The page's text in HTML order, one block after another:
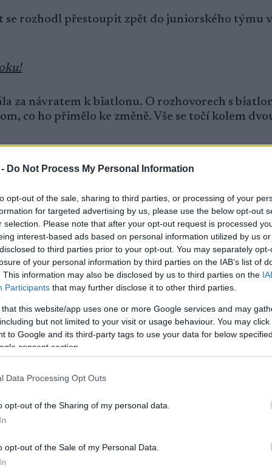
Do Not Process My Personal Information
opt-out of the sale, sharing to third parties, or processing of your
for targeted advertising by us, please use the below opt-out
selection. Please note that after your opt-out request is processed
interest-based ads based on personal information utilized by us
to third parties prior to your opt-out. You may separately
of your personal information by third parties on the IAB’s list of
This information may also be disclosed by us to third parties on the
Participants that may further disclose it to other third parties.
that this website/app uses one or more Google services and may
but not limited to your visit or usage behaviour. You may
to Google and its third-party tags to use your data for below
consent section.
Data Processing Opt Outs
opt-out of the Sharing of my personal data.
opt-out of the Sale of my Personal Data.
se rozhodl přestoupit zpět do juniorského týmu
za návratem k biatlonu. O rozhovorech s
co ho přimělo ke změně. Vše se točí kolem
zdůrazňoval opakovaně – jak v průběhu
běhu na lyžích. Právě na to ho upozornil Ole
běžecké lyžování,“ říká v rozhovoru pro
stránka věci hraje velkou roli a v tomto ohledu
lyžařské a snowboardové federace
lyžováním,“ říká.
mezinárodní publikum. Hedegart zdůrazňuje,
i prezentaci partnerů: ,,Skvělé na
lyžování. Tam máte jedno místo, kde můžete
větší šance, že ukážete své sponzory – a to
říká Hedegart.
včetně velkého soukromého hlavního